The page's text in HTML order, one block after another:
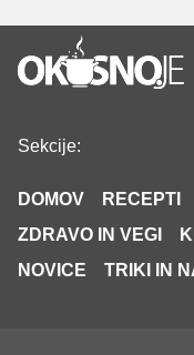
Sekcije:
DOMOV RECEPTI
ZDRAVO IN VEGI
NOVICE
TRIKI IN